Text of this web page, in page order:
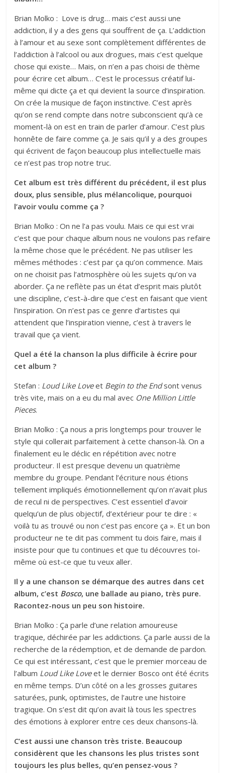
Brian Molko : Love is drug… mais c’est aussi une
addiction, il y a des gens qui souffrent de ça. L’addiction
à l’amour et au sexe sont complètement différentes de
l’addiction à l’alcool ou aux drogues, mais c’est quelque
chose qui existe… Mais, on n’en a pas choisi de thème
pour écrire cet album… C’est le processus créatif lui-
même qui dicte ça et qui devient la source d’inspiration.
On crée la musique de façon instinctive. C’est après
qu’on se rend compte dans notre subconscient qu’à ce
moment-là on est en train de parler d’amour. C’est plus
honnête de faire comme ça. Je sais qu’il y a des groupes
qui écrivent de façon beaucoup plus intellectuelle mais
ce n’est pas trop notre truc.
Cet album est très différent du précédent, il est plus
doux, plus sensible, plus mélancolique, pourquoi
l’avoir voulu comme ça ?
Brian Molko : On ne l’a pas voulu. Mais ce qui est vrai
c’est que pour chaque album nous ne voulons pas refaire
la même chose que le précédent. Ne pas utiliser les
mêmes méthodes : c’est par ça qu’on commence. Mais
on ne choisit pas l’atmosphère où les sujets qu’on va
aborder. Ça ne reflète pas un état d’esprit mais plutôt
une discipline, c’est-à-dire que c’est en faisant que vient
l’inspiration. On n’est pas ce genre d’artistes qui
attendent que l’inspiration vienne, c’est à travers le
travail que ça vient.
Quel a été la chanson la plus difficile à écrire pour
cet album ?
Stefan : Loud Like Loveet Begin to the Endsont venus
très vite, mais on a eu du mal avec One Million Little
Pieces.
Brian Molko : Ça nous a pris longtemps pour trouver le
style qui collerait parfaitement à cette chanson-là. On a
finalement eu le déclic en répétition avec notre
producteur. Il est presque devenu un quatrième
membre du groupe. Pendant l’écriture nous étions
tellement impliqués émotionnellement qu’on n’avait plus
de recul ni de perspectives. C’est essentiel d’avoir
quelqu’un de plus objectif, d’extérieur pour te dire : «
voilà tu as trouvé ou non c’est pas encore ça ». Et un bon
producteur ne te dit pas comment tu dois faire, mais il
insiste pour que tu continues et que tu découvres toi-
même où est-ce que tu veux aller.
Il y a une chanson se démarque des autres dans cet
album, c’est Bosco, une ballade au piano, très pure.
Racontez-nous un peu son histoire.
Brian Molko : Ça parle d’une relation amoureuse
tragique, déchirée par les addictions. Ça parle aussi de la
recherche de la rédemption, et de demande de pardon.
Ce qui est intéressant, c’est que le premier morceau de
l’album Loud Like Loveet le dernier Bosco ont été écrits
en même temps. D’un côté on a les grosses guitares
saturées, punk, optimistes, de l’autre une histoire
tragique. On s’est dit qu’on avait là tous les spectres
des émotions à explorer entre ces deux chansons-là.
C’est aussi une chanson très triste. Beaucoup
considèrent que les chansons les plus tristes sont
toujours les plus belles, qu’en pensez-vous ?